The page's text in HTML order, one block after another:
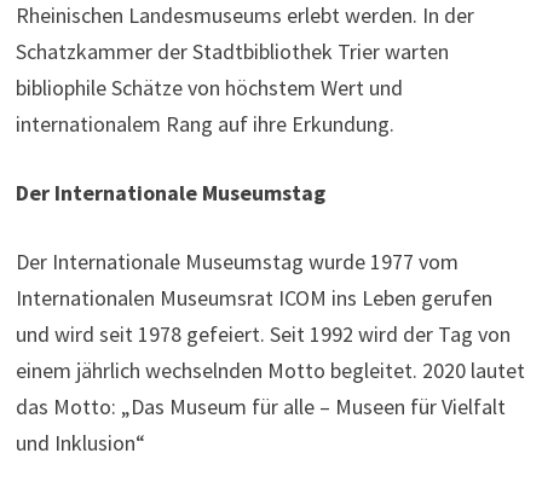
Rheinischen Landesmuseums erlebt werden. In der
Schatzkammer der Stadtbibliothek Trier warten
bibliophile Schätze von höchstem Wert und
internationalem Rang auf ihre Erkundung.
Der Internationale Museumstag
Der Internationale Museumstag wurde 1977 vom
Internationalen Museumsrat ICOM ins Leben gerufen
und wird seit 1978 gefeiert. Seit 1992 wird der Tag von
einem jährlich wechselnden Motto begleitet. 2020 lautet
das Motto: „Das Museum für alle – Museen für Vielfalt
und Inklusion“